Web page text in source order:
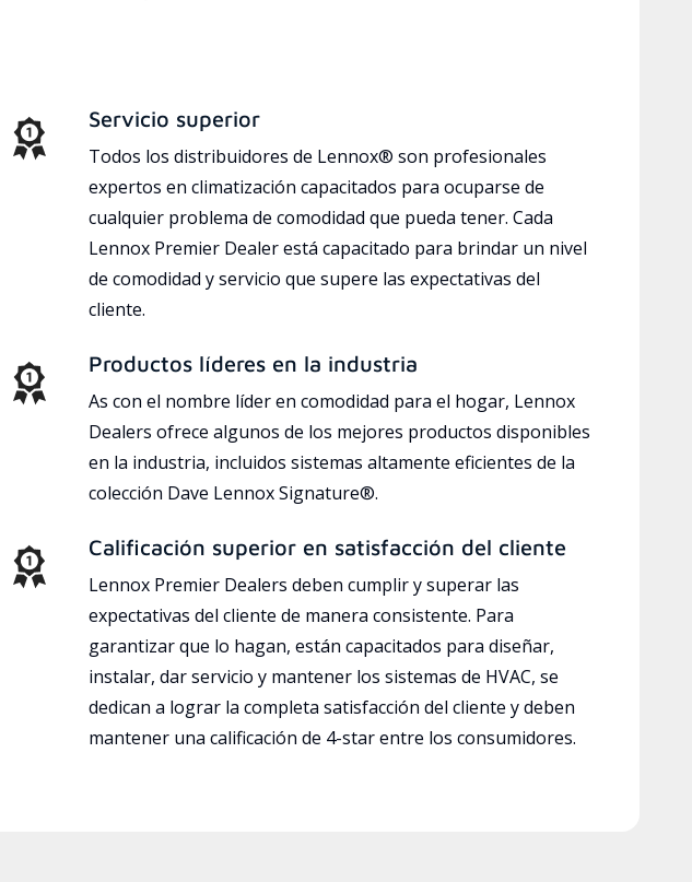
Servicio superior
Todos los distribuidores de Lennox® son profesionales
expertos en climatización capacitados para ocuparse de
cualquier problema de comodidad que pueda tener. Cada
Lennox Premier Dealer está capacitado para brindar un nivel
de comodidad y servicio que supere las expectativas del
cliente.
Productos líderes en la industria
As con el nombre líder en comodidad para el hogar, Lennox
Dealers ofrece algunos de los mejores productos disponibles
en la industria, incluidos sistemas altamente eficientes de la
colección Dave Lennox Signature®.
Calificación superior en satisfacción del cliente
Lennox Premier Dealers deben cumplir y superar las
expectativas del cliente de manera consistente. Para
garantizar que lo hagan, están capacitados para diseñar,
instalar, dar servicio y mantener los sistemas de HVAC, se
dedican a lograr la completa satisfacción del cliente y deben
mantener una calificación de 4-star entre los consumidores.